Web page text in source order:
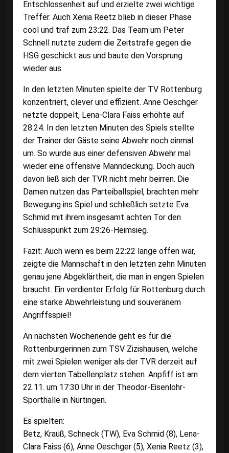
Entschlossenheit auf und erzielte zwei wichtige
Treffer. Auch Xenia Reetz blieb in dieser Phase
cool und traf zum 23:22. Das Team um Peter
Schnell nutzte zudem die Zeitstrafe gegen die
HSG geschickt aus und baute den Vorsprung
wieder aus.
In den letzten Minuten spielte der TV Rottenburg
konzentriert, clever und effizient. Anne Oeschger
netzte doppelt, Lena-Clara Faiss erhöhte auf
28:24. In den letzten Minuten des Spiels stellte
der Trainer der Gäste seine Abwehr noch einmal
um. So wurde aus einer defensiven Abwehr mal
wieder eine offensive Manndeckung. Doch auch
davon ließ sich der TVR nicht mehr beirren. Die
Damen nutzen das Parteiballspiel, brachten mehr
Bewegung ins Spiel und schließlich setzte Eva
Schmid mit ihrem insgesamt achten Tor den
Schlusspunkt zum 29:26-Heimsieg.
Fazit: Auch wenn es beim 22:22 lange offen war,
zeigte die Mannschaft in den letzten zehn Minuten
genau jene Abgeklärtheit, die man in engen Spielen
braucht. Ein verdienter Erfolg für Rottenburg durch
eine starke Abwehrleistung und souveränem
Angriffsspiel!
An nächsten Wochenende geht es für die
Rottenburgerinnen zum TSV Zizishausen, welche
mit zwei Spielen weniger als der TVR derzeit auf
dem vierten Tabellenplatz stehen. Anpfiff ist am
22.11. um 17:30 Uhr in der Theodor-Eisenlohr-
Sporthalle in Nürtingen.
Es spielten:
Betz, Krauß, Schneck (TW), Eva Schmid (8), Lena-
Clara Faiss (6), Anne Oeschger (5), Xenia Reetz (3),